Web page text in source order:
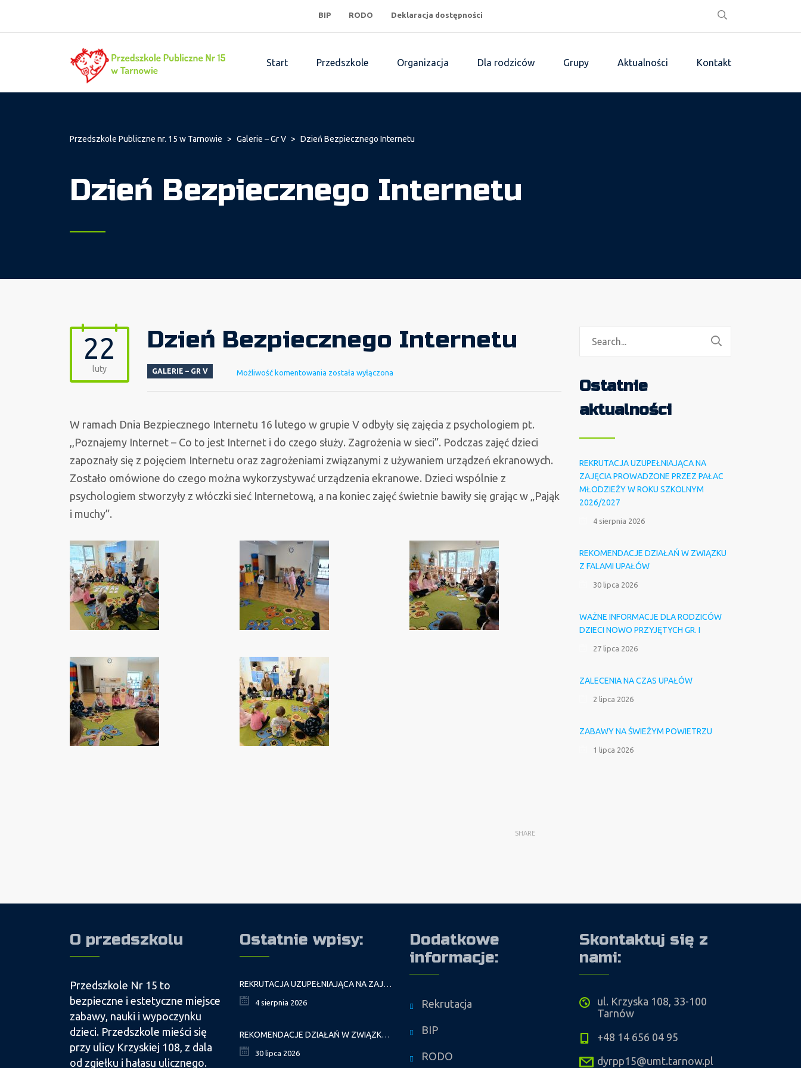
BIP RODO Deklaracja dostępności
Start Przedszkole Organizacja Dla rodziców Grupy Aktualności Kontakt
Przedszkole Publiczne nr. 15 w Tarnowie > Galerie – Gr V > Dzień Bezpiecznego Internetu
Dzień Bezpiecznego Internetu
22
luty
Dzień Bezpiecznego Internetu
GALERIE – GR V Możliwość komentowania Dzień
została wyłączona
W ramach Dnia Bezpiecznego Internetu 16 lutego w grupie V odbyły się zajęcia z psychologiem pt.
,,Poznajemy Internet – Co to jest Internet i do czego służy. Zagrożenia w sieci”. Podczas zajęć dzieci
zapoznały się z pojęciem Internetu oraz zagrożeniami związanymi z używaniem urządzeń ekranowych.
Zostało omówione do czego można wykorzystywać urządzenia ekranowe. Dzieci wspólnie z
psychologiem stworzyły z włóczki sieć Internetową, a na koniec zajęć świetnie bawiły się grając w „Pająk
i muchy”.
SHARE
Ostatnie
aktualności
REKRUTACJA UZUPEŁNIAJĄCA NA
ZAJĘCIA PROWADZONE PRZEZ PAŁAC
MŁODZIEŻY W ROKU SZKOLNYM
2026/2027
4 sierpnia 2026
REKOMENDACJE DZIAŁAŃ W ZWIĄZKU
Z FALAMI UPAŁÓW
30 lipca 2026
WAŻNE INFORMACJE DLA RODZICÓW
DZIECI NOWO PRZYJĘTYCH GR. I
27 lipca 2026
ZALECENIA NA CZAS UPAŁÓW
2 lipca 2026
ZABAWY NA ŚWIEŻYM POWIETRZU
1 lipca 2026
O przedszkolu
Przedszkole Nr 15 to
bezpieczne i estetyczne miejsce
zabawy, nauki i wypoczynku
dzieci. Przedszkole mieści się
przy ulicy Krzyskiej 108, z dala
od zgiełku i hałasu ulicznego.
Ostatnie wpisy:
REKRUTACJA UZUPEŁNIAJĄCA NA ZAJĘCIA PROWADZONE PRZEZ PAŁAC MŁODZIEŻY W ROKU SZKOLNYM 2026/2027
4 sierpnia 2026
REKOMENDACJE DZIAŁAŃ W ZWIĄZKU Z FALAMI UPAŁÓW
30 lipca 2026
Dodatkowe
informacje:
Rekrutacja
BIP
RODO
Skontaktuj się z
nami:
ul. Krzyska 108, 33-100
Tarnów
+48 14 656 04 95
dyrpp15@umt.tarnow.pl